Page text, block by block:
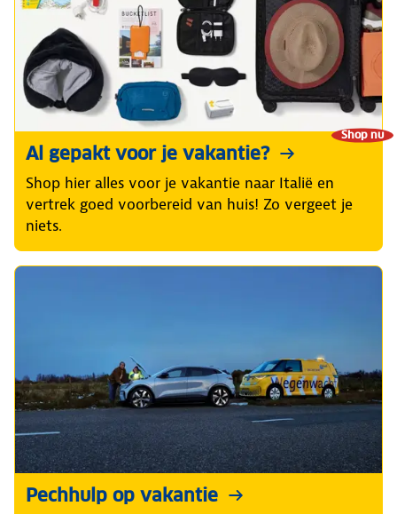
Shop nu
Al gepakt voor je vakantie?
Shop hier alles voor je vakantie naar Italië en
vertrek goed voorbereid van huis! Zo vergeet je
niets.
Pechhulp op vakantie